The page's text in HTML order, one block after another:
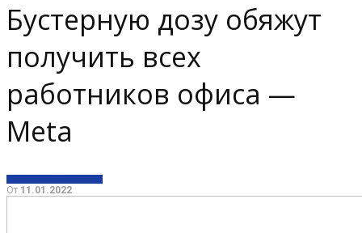
Бустерную дозу обяжут
получить всех
работников офиса —
Meta
От 11.01.2022